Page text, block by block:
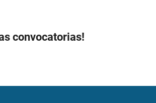
convocatorias!